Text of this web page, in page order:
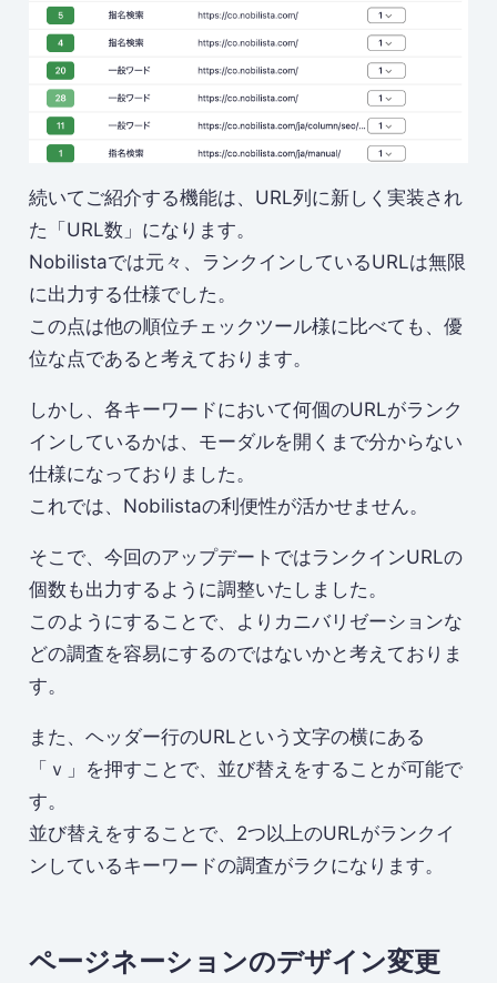
続いてご紹介する機能は、URL列に新しく実装され
た「URL数」になります。
Nobilistaでは元々、ランクインしているURLは無限
に出力する仕様でした。
この点は他の順位チェックツール様に比べても、優
位な点であると考えております。
しかし、各キーワードにおいて何個のURLがランク
インしているかは、モーダルを開くまで分からない
仕様になっておりました。
これでは、Nobilistaの利便性が活かせません。
そこで、今回のアップデートではランクインURLの
個数も出力するように調整いたしました。
このようにすることで、よりカニバリゼーションな
どの調査を容易にするのではないかと考えておりま
す。
また、ヘッダー行のURLという文字の横にある
「ｖ」を押すことで、並び替えをすることが可能で
す。
並び替えをすることで、2つ以上のURLがランクイ
ンしているキーワードの調査がラクになります。
ページネーションのデザイン変更